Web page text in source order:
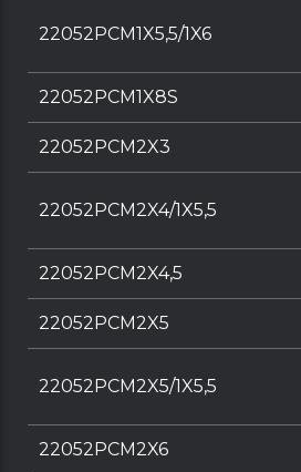
22052PCM1X5,5/1X6
22052PCM1X8S
22052PCM2X3
22052PCM2X4/1X5,5
22052PCM2X4,5
22052PCM2X5
22052PCM2X5/1X5,5
22052PCM2X6